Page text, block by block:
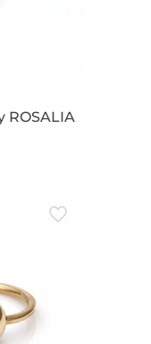
ROSALIA